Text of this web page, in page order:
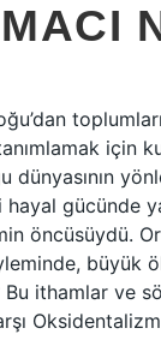
için
hayal gücünde
öncüsüydü.
büyük
ithamlar ve